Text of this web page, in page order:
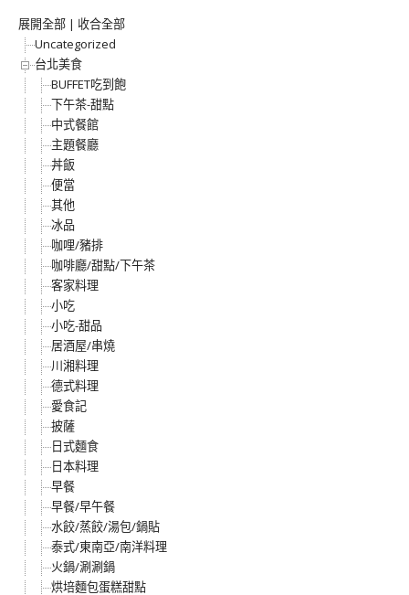
展開全部 | 收合全部
Uncategorized
台北美食
BUFFET吃到飽
下午茶-甜點
中式餐館
主題餐廳
丼飯
便當
其他
冰品
咖哩/豬排
咖啡廳/甜點/下午茶
客家料理
小吃
小吃-甜品
居酒屋/串燒
川湘料理
德式料理
愛食記
披薩
日式麵食
日本料理
早餐
早餐/早午餐
水餃/蒸餃/湯包/鍋貼
泰式/東南亞/南洋料理
火鍋/涮涮鍋
烘培麵包蛋糕甜點